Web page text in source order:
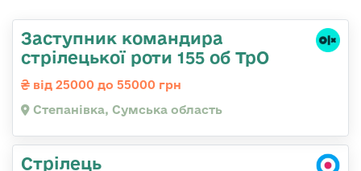
Заступник командира
стрілецької роти 155 об ТрО
від 25000 до 55000 грн
Степанівка, Сумська область
Стрілець